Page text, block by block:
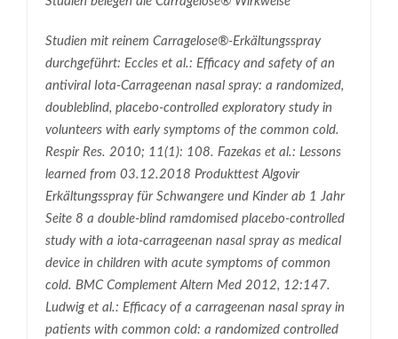
Studien mit reinem Carragelose®-Erkältungsspray
durchgeführt: Eccles et al.: Efficacy and safety of an
antiviral Iota-Carrageenan nasal spray: a randomized,
doubleblind, placebo-controlled exploratory study in
volunteers with early symptoms of the common cold.
Respir Res. 2010; 11(1): 108. Fazekas et al.: Lessons
learned from 03.12.2018 Produkttest Algovir
Erkältungsspray für Schwangere und Kinder ab 1 Jahr
Seite 8 a double-blind ramdomised placebo-controlled
study with a iota-carrageenan nasal spray as medical
device in children with acute symptoms of common
cold. BMC Complement Altern Med 2012, 12:147.
Ludwig et al.: Efficacy of a carrageenan nasal spray in
patients with common cold: a randomized controlled